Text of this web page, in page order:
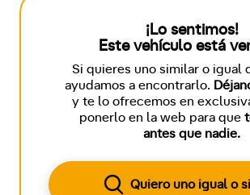
¡Lo sentimos!
Este vehículo está
Si quieres uno similar o igual
ayudamos a encontrarlo.
y te lo ofrecemos en
ponerlo en la web para que
antes que nadie.
Quiero uno igual o